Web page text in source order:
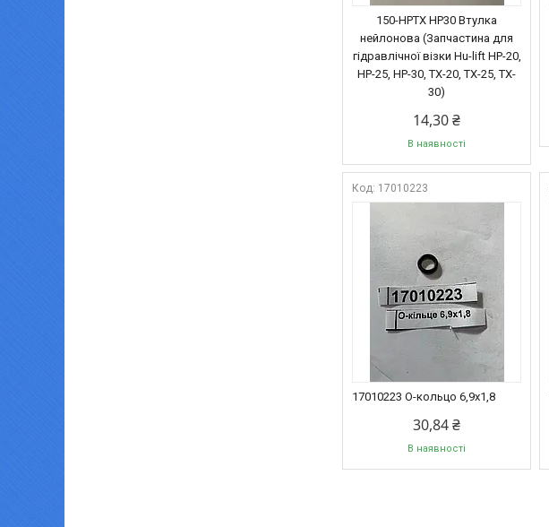
150-HPTX HP30 Втулка
нейлонова (Запчастина для
гідравлічної візки Hu-lift HP-20,
HP-25, HP-30, TX-20, TX-25, TX-
30)
14,30 ₴
В наявності
17010223
17010223 О-кольцо 6,9х1,8
30,84 ₴
В наявності